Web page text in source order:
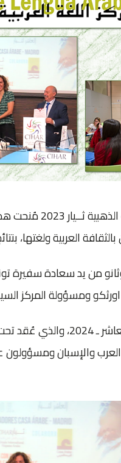
مركز اللغة العربية للبيت
العربية ولغتها،
لوثانو من يد سعادة
اورثكو ومسؤولة
تم ذلك في اجتماع المُنتدى الثقافي العربي
العرب والإسبان